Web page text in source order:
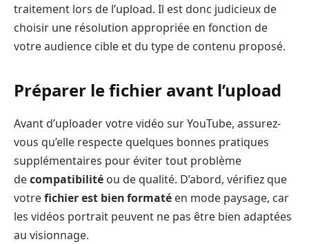
traitement lors de l’upload. Il est donc judicieux de
choisir une résolution appropriée en fonction de
votre audience cible et du type de contenu proposé.
Préparer le fichier avant l’upload
Avant d’uploader votre vidéo sur YouTube, assurez-
vous qu’elle respecte quelques bonnes pratiques
supplémentaires pour éviter tout problème
decompatibilité ou de qualité. D’abord, vérifiez que
votrefichier est bien formaté en mode paysage, car
les vidéos portrait peuvent ne pas être bien adaptées
au visionnage.